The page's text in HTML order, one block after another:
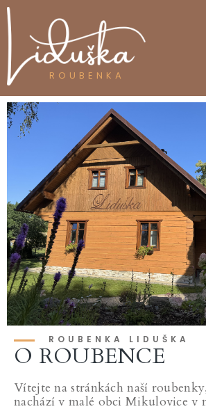
ROUBENKA
ROUBENKA LIDUŠKA
O ROUBENCE
Vítejte na stránkách naší
nachází v malé obci Mikulovice v